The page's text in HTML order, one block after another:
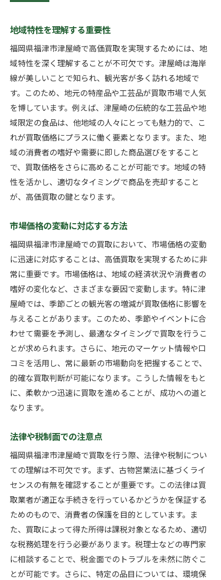
地元市場の動向を調査する手法
市場分析を活かした買取プランの作成
交渉力を高めるための準備
地域イベントを活用した買取のタイミング
地元の競合分析と差別化戦略
高価買取を目指す販売チャネルの選択
買取で損をしないために知っておくべき業者選
びのポイント
信頼できる業者の特徴
口コミや評判の活用方法
業者の査定基準を理解する
アフターサービスの有無を確認
複数業者への見積もり依頼の重要性
福岡県福津市津屋崎での買取に有利なタイミン
グを見極める方法
季節による市場需要の変化
地域イベントと買取の関係
経済状況と買取価格の関連性
タイミングを見極めるための指標
買取時期を決めるための市場データ
適切な売却タイミングの見つけ方
口コミ情報を活用して地域の買取価格を上げる
秘訣
口コミを活用した交渉術
口コミ情報を集めるためのネットワーク構
築
地域コミュニティの活用方法
口コミサイトの効果的な使い方
ネガティブ口コミへの対処法
信頼できる買取業者を見つけるための具体的な
アプローチ
業者の信頼性を確認する方法
地域特性を理解する重要性
福岡県福津市津屋崎で高価買取を実現するためには、地
域特性を深く理解することが不可欠です。津屋崎は海岸
線が美しいことで知られ、観光客が多く訪れる地域で
す。このため、地元の特産品や工芸品が買取市場で人気
を博しています。例えば、津屋崎の伝統的な工芸品や地
域限定の食品は、他地域の人々にとっても魅力的で、こ
れが買取価格にプラスに働く要素となります。また、地
域の消費者の嗜好や需要に即した商品選びをすること
で、買取価格をさらに高めることが可能です。地域の特
性を活かし、適切なタイミングで商品を売却すること
が、高価買取の鍵となります。
市場価格の変動に対応する方法
福岡県福津市津屋崎での買取において、市場価格の変動
に迅速に対応することは、高価買取を実現するために非
常に重要です。市場価格は、地域の経済状況や消費者の
嗜好の変化など、さまざまな要因で変動します。特に津
屋崎では、季節ごとの観光客の増減が買取価格に影響を
与えることがあります。このため、季節やイベントに合
わせて需要を予測し、最適なタイミングで買取を行うこ
とが求められます。さらに、地元のマーケット情報や口
コミを活用し、常に最新の市場動向を把握することで、
的確な買取判断が可能になります。こうした情報をもと
に、柔軟かつ迅速に買取を進めることが、成功への道と
なります。
法律や税制面での注意点
福岡県福津市津屋崎で買取を行う際、法律や税制につい
ての理解は不可欠です。まず、古物営業法に基づくライ
センスの有無を確認することが重要です。この法律は買
取業者が適正な手続きを行っているかどうかを保証する
ためのもので、消費者の保護を目的としています。ま
た、買取によって得た所得は課税対象となるため、適切
な税務処理を行う必要があります。税理士などの専門家
に相談することで、税金面でのトラブルを未然に防ぐこ
とが可能です。さらに、特定の品目については、環境保